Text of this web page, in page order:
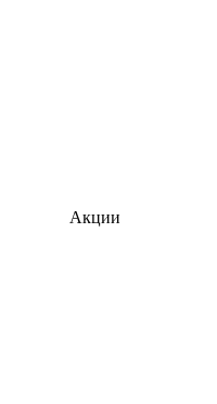
Акции